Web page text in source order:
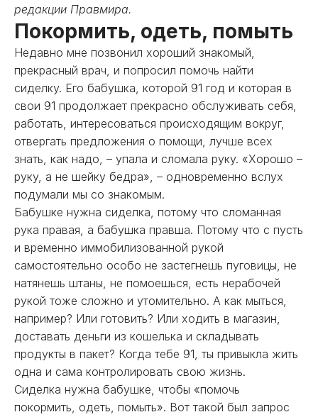
редакции Правмира.
Покормить, одеть, помыть
Недавно мне позвонил хороший знакомый,
прекрасный врач, и попросил помочь найти
сиделку. Его бабушка, которой 91 год и которая в
свои 91 продолжает прекрасно обслуживать себя,
работать, интересоваться происходящим вокруг,
отвергать предложения о помощи, лучше всех
знать, как надо, – упала и сломала руку. «Хорошо –
руку, а не шейку бедра», – одновременно вслух
подумали мы со знакомым.
Бабушке нужна сиделка, потому что сломанная
рука правая, а бабушка правша. Потому что с пусть
и временно иммобилизованной рукой
самостоятельно особо не застегнешь пуговицы, не
натянешь штаны, не помоешься, есть нерабочей
рукой тоже сложно и утомительно. А как мыться,
например? Или готовить? Или ходить в магазин,
доставать деньги из кошелька и складывать
продукты в пакет? Когда тебе 91, ты привыкла жить
одна и сама контролировать свою жизнь.
Сиделка нужна бабушке, чтобы «помочь
покормить, одеть, помыть». Вот такой был запрос